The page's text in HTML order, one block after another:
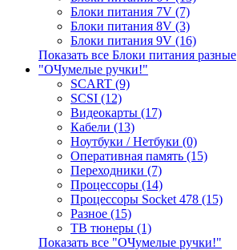
Блоки питания 7V (7)
Блоки питания 8V (3)
Блоки питания 9V (16)
Показать все Блоки питания разные
"ОЧумелые ручки!"
SCART (9)
SCSI (12)
Видеокарты (17)
Кабели (13)
Ноутбуки / Нетбуки (0)
Оперативная память (15)
Переходники (7)
Процессоры (14)
Процессоры Socket 478 (15)
Разное (15)
ТВ тюнеры (1)
Показать все "ОЧумелые ручки!"